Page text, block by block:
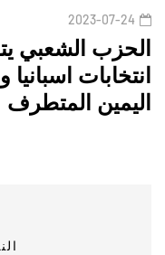
2023-07-24
الحزب الشعبي
انتخابات
اليمين المتطرف